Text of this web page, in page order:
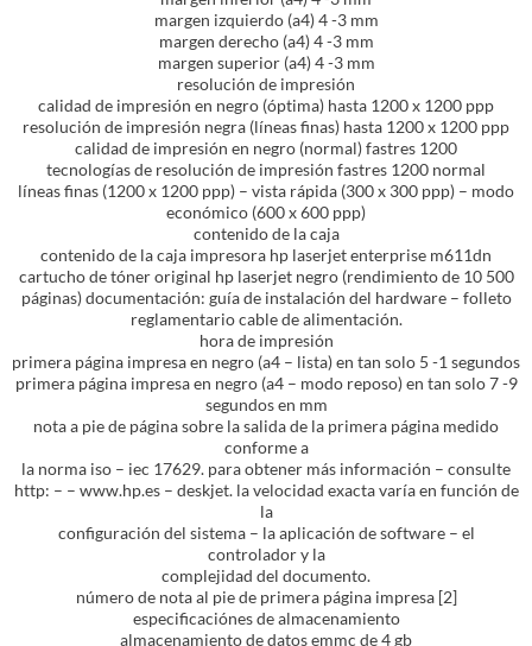
margen izquierdo (a4) 4 -3 mm
margen derecho (a4) 4 -3 mm
margen superior (a4) 4 -3 mm
resolución de impresión
calidad de impresión en negro (óptima) hasta 1200 x 1200 ppp
resolución de impresión negra (líneas finas) hasta 1200 x 1200 ppp
calidad de impresión en negro (normal) fastres 1200
tecnologías de resolución de impresión fastres 1200 normal
líneas finas (1200 x 1200 ppp) – vista rápida (300 x 300 ppp) – modo
económico (600 x 600 ppp)
contenido de la caja
contenido de la caja impresora hp laserjet enterprise m611dn
cartucho de tóner original hp laserjet negro (rendimiento de 10 500
páginas) documentación: guía de instalación del hardware – folleto
reglamentario cable de alimentación.
hora de impresión
primera página impresa en negro (a4 – lista) en tan solo 5 -1 segundos
primera página impresa en negro (a4 – modo reposo) en tan solo 7 -9
segundos en mm
nota a pie de página sobre la salida de la primera página medido
conforme a
la norma iso – iec 17629. para obtener más información – consulte
http: – – www.hp.es – deskjet. la velocidad exacta varía en función de
la
configuración del sistema – la aplicación de software – el
controlador y la
complejidad del documento.
número de nota al pie de primera página impresa [2]
especificaciónes de almacenamiento
almacenamiento de datos emmc de 4 gb